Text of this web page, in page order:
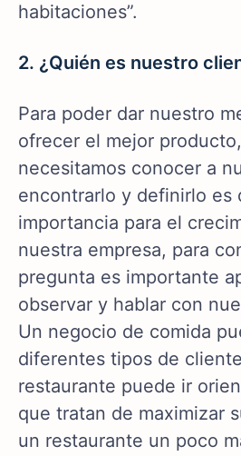
habitaciones”.
2. ¿Quién es nuestro
Para poder dar nuestro
ofrecer el mejor
necesitamos conocer a
encontrarlo y definirlo es
importancia para el
nuestra empresa, para
pregunta es importante
observar y hablar con
Un negocio de comida
diferentes tipos de
restaurante puede ir
que tratan de maximizar
un restaurante un poco